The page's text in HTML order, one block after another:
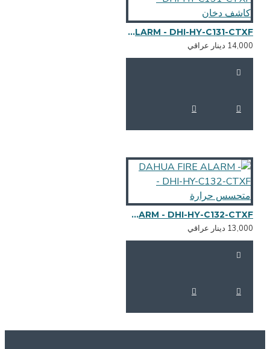
DAHUA FIRE ALARM - DHI-HY-C131-CTXF - كاشف دخان
دينار عراقي
DAHUA FIRE ALARM - DHI-HY-C132-CTXF - متحسس حرارة
دينار عراقي